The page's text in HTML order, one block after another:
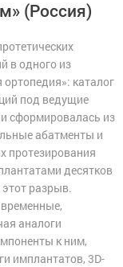
(Россия)
в одного из
каталог
под ведущие
сформировалась из
абатменты и
протезирования
десятков
разрыв.
аналоги
к ним,
имплантатов, 3D-